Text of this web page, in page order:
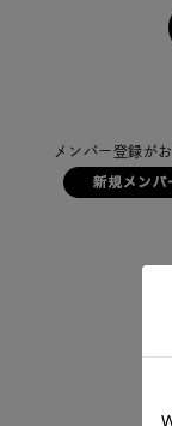
メンバー登録が